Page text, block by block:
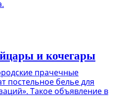
и кочегары
прачечные
постельное белье для
Такое объявление в